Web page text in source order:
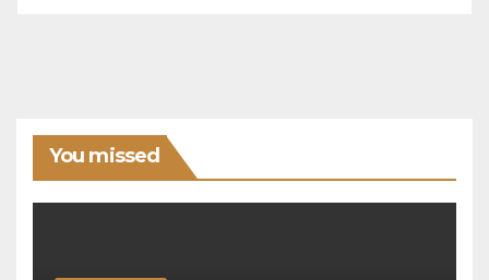
You missed